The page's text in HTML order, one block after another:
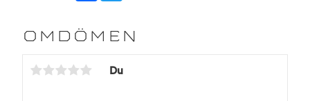
b
o
t
e
OMDÖMEN
Du